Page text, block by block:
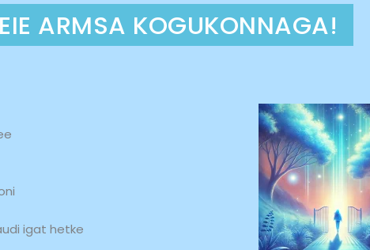
ARMSA KOGUKONNAGA!
igat hetke